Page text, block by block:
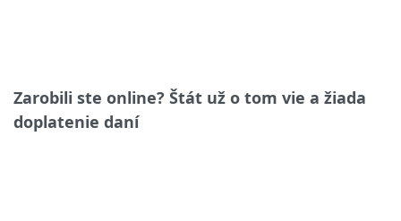
Zarobili ste online? Štát už o tom vie a žiada
doplatenie daní